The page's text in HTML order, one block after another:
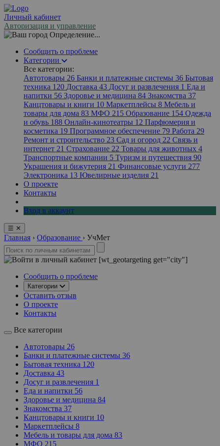
Личный кабинет
Авторизация и управление
Определение...
Сообщить о проблеме
Категории
Все категории:
Автотовары 26 Банки и платежные системы 36 Бытовая
техника 120 Доставка 43 Досуг и развлечения 1 Еда и
напитки 56 Здоровье и медицина 84 Знакомства 37
Канцтовары и книги 10 Маркетплейсы 8 Мебель и
товары для дома 83 МФО 215 Образование 154 Одежда
и обувь 188 Онлайн-кинотеатры 12 Парфюмерия и
косметика 19 Программное обеспечение 79 Работа 29
Ремонт и строительство 23 Сад и огород 22 Связь и
интернет 21 Страхование 22 Товары для животных 4
Транспортные компании 5 Туризм и путешествия 90
Украшения и бижутерия 21 Финансовые услуги 277
Электроника 13 Ювелирные изделия 21
О проекте
Контакты
Вход в аккаунт
☰ ✕
Главная › Образование › УчМет
[wt_geotargeting get="city"]
Сообщить о проблеме
Категории
Оставить отзыв
О проекте
Контакты
Все категории
Автотовары 26
Банки и платежные системы 36
Бытовая техника 120
Доставка 43
Досуг и развлечения 1
Еда и напитки 56
Здоровье и медицина 84
Знакомства 37
Канцтовары и книги 10
Маркетплейсы 8
Мебель и товары для дома 83
МФО 215